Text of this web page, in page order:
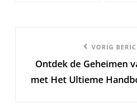
bericht
VORIG
Ontdek de Geheimen
met Het Ultieme